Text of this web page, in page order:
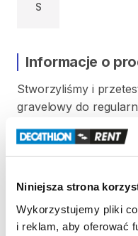
Niniejsza strona
Wykorzystujemy pliki
i reklam, aby oferować
S
Informacje o
Stworzyliśmy i
gravelowy do
specjalnej gravelowej
kołami 650 i oponami
Rozm. M od 173 cm